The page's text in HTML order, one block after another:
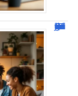
JetPunk : Quiz et jeux de culture générale